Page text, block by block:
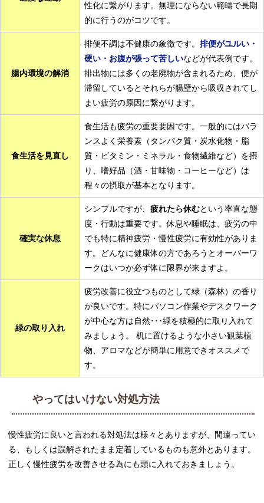
性化に繋がります。無理にならない範疇で長期
的に行うのがコツです。
腸内環境の解消
排便不調は不健康の象徴です。 排便がユルい・
硬い・お腹が張って苦しいなどが代表例です。
排出物には多くの老廃物が含まれるため、便が
滞留しているとそれらが腸壁から吸収されてし
まい疲労の原因に繋がります。
食生活を見直し
食生活も疲労の重要要因です。一般的にはバラ
ンスよく栄養素（タンパク質・炭水化物・脂
質・ビタミン・ミネラル・食物繊維など）を摂
り、嗜好品（酒・甘味物・コーヒーなど）は
程々の摂取が基本となります。
確実な休息
シンプルですが、 疲れたら休むという率直な態
度・行動は重要です。休息や睡眠は、疲労の中
でも特に精神疲労・慢性疲労に有効性がありま
す。どんなに健康体の方であろうとオーバーワ
ークはいつか必ず体に限界が来ますよ。
緑の取り入れ
疲労改善に役立つものとして緑（森林）の香り
が良いです。特にパソコン作業やデスクワーク
が中心な方は自然･･･緑を積極的に取り入れて
みましょう。 机に置けるような小さい観葉植
物、アロマなどが簡単に用意できオススメで
す。
やってはいけない対処方法
慢性疲労に良いと言われる対処法は様々とありますが、間違ってい
る、もしくは誤解されたまま定着しているものも意外とあります。
正しく慢性疲労を改善させる為にも頭に入れておきましょう。